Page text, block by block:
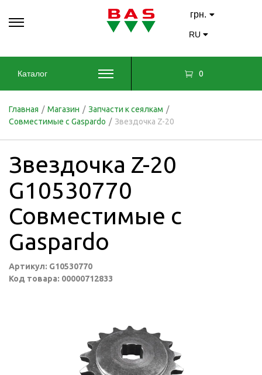
грн.
RU
Каталог 0
Главная / Магазин / Запчасти к сеялкам /
Совместимые с Gaspardo / Звездочка Z-20
Звездочка Z-20
G10530770
Совместимые с
Gaspardo
Артикул: G10530770
Код товара: 00000712833